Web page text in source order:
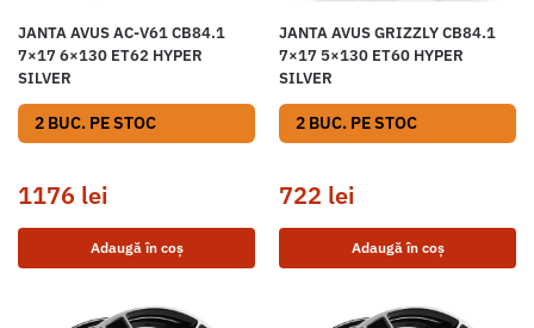
JANTA AVUS AC-V61 CB84.1
7×17 6×130 ET62 HYPER
SILVER
2 BUC. PE STOC
1176 lei
Adaugă în coș
JANTA AVUS GRIZZLY CB84.1
7×17 5×130 ET60 HYPER
SILVER
2 BUC. PE STOC
722 lei
Adaugă în coș